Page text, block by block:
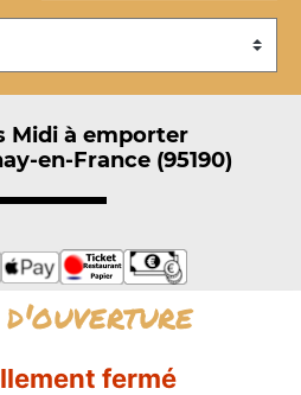
Midi à emporter
en-France (95190)
fermé